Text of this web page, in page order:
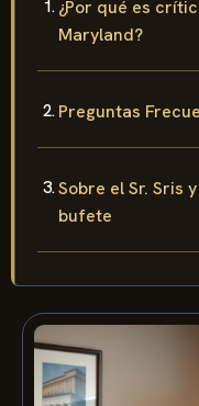
Maryland?
Preguntas
Sobre el Sr. Sris
bufete